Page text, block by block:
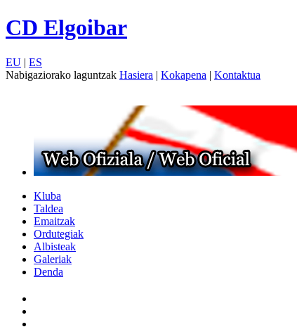
CD Elgoibar
EU | ES
Nabigaziorako laguntzak Hasiera | Kokapena | Kontaktua
Kluba
Taldea
Emaitzak
Ordutegiak
Albisteak
Galeriak
Denda